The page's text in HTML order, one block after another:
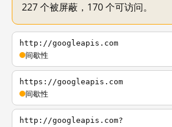
227 个被屏蔽，170 个可访问。
http://googleapis.com
间歇性
https://googleapis.com
间歇性
http://googleapis.com?